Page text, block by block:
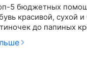
5 бюджетных
красивой, сухой
до папиных
права, а вместе с
борьба с грязью,